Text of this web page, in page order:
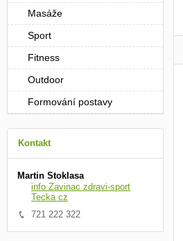
Masáže
Sport
Fitness
Outdoor
Formování postavy
Kontakt
Martin Stoklasa
info Zavinac zdravi-sport
Tecka cz
721 222 322